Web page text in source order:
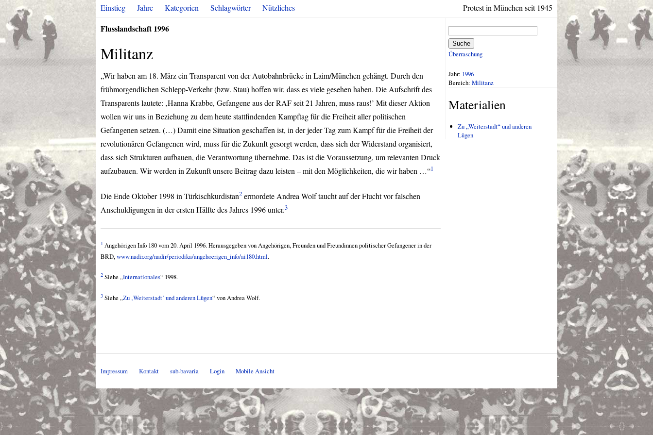
Protest in München seit 1945
Einstieg Jahre Kategorien Schlagwörter Nützliches
Flusslandschaft 1996
Militanz
„Wir haben am 18. März ein Transparent von der Autobahnbrücke in Laim/München gehängt. Durch den
frühmorgendlichen Schlepp-Verkehr (bzw. Stau) hoffen wir, dass es viele gesehen haben. Die Aufschrift des
Transparents lautete: ‚Hanna Krabbe, Gefangene aus derRAFseit 21 Jahren, muss raus!’ Mit dieser Aktion
wollen wir uns in Beziehung zu dem heute stattfindenden Kampftag für die Freiheit aller politischen
Gefangenen setzen. (…) Damit eine Situation geschaffen ist, in der jeder Tag zum Kampf für die Freiheit der
revolutionären Gefangenen wird, muss für die Zukunft gesorgt werden, dass sich der Widerstand organisiert,
dass sich Strukturen aufbauen, die Verantwortung übernehme. Das ist die Voraussetzung, um relevanten Druck
aufzubauen. Wir werden in Zukunft unsere Beitrag dazu leisten – mit den Möglichkeiten, die wir haben …“1
Die Ende Oktober 1998 in Türkischkurdistan2 ermordete Andrea Wolf taucht auf der Flucht vor falschen
Anschuldigungen in der ersten Hälfte des Jahres 1996 unter.3
1 Angehörigen Info 180 vom 20. April 1996. Herausgegeben von Angehörigen, Freunden und Freundinnen politischer Gefangener in der
BRD,www.nadir.org/nadir/periodika/angehoerigen_info/ai180.html.
2 Siehe „Internationales“ 1998.
3 Siehe „Zu ‚Weiterstadt’ und anderen Lügen“ von Andrea Wolf.
Suche
Überraschung
Jahr: 1996
Bereich: Militanz
Materialien
Zu „Weiterstadt“ und anderen
Lügen
Impressum Kontakt sub-bavaria Login Mobile Ansicht